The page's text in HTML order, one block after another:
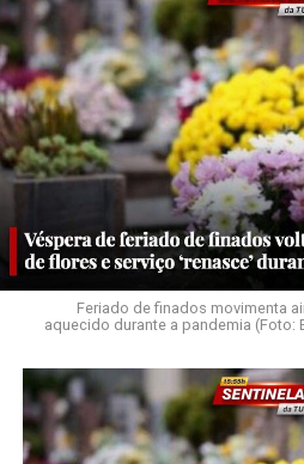
Feriado de finados movimenta
aquecido durante a pandemia (Foto: